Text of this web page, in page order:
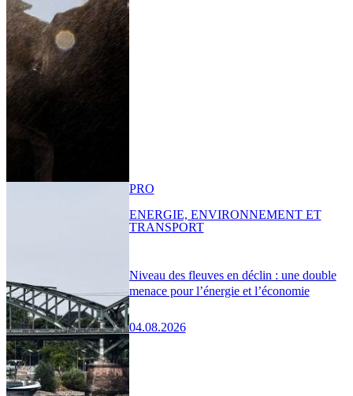
Niveau des fleuves en déclin : une double
menace pour l’énergie et l’économie
04.08.2026
PRO
ENERGIE, ENVIRONNEMENT ET
TRANSPORT